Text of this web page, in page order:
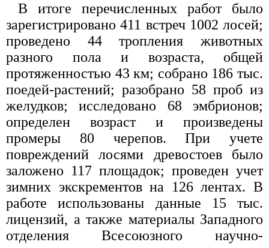
В итоге перечисленных работ было
зарегистрировано 411 встреч 1002 лосей;
проведено 44 тропления животных
разного пола и возраста, общей
протяженностью 43 км; собрано 186 тыс.
поедей-растений; разобрано 58 проб из
желудков; исследовано 68 эмбрионов;
определен возраст и произведены
промеры 80 черепов. При учете
повреждений лосями древостоев было
заложено 117 площадок; проведен учет
зимних экскрементов на 126 лентах. В
работе использованы данные 15 тыс.
лицензий, а также материалы Западного
отделения Всесоюзного научно-